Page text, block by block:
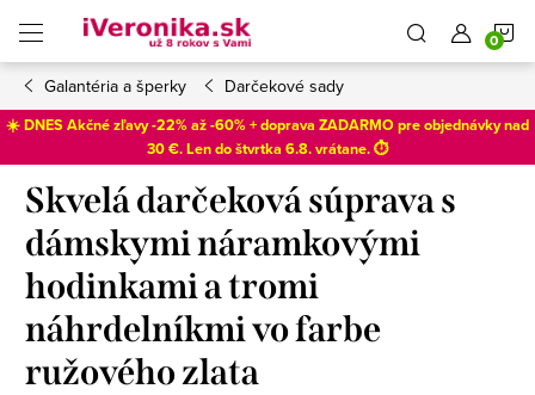
obsah
Galantéria a šperky Darčekové sady
☀️ DNES Akčné zľavy -22% až -60% + doprava ZADARMO pre objednávky nad
30 €. Len doštvrtka 6.8. vrátane. ⏱️
Skvelá darčeková súprava s
dámskymi náramkovými
hodinkami a tromi
náhrdelníkmi vo farbe
ružového zlata